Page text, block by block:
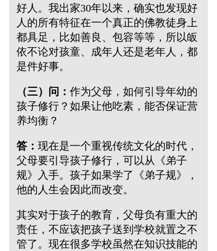
好人。我出家30年以来，确实也发现好
人的所有特征在一个真正的佛教徒身上
都具足，比如善良、包容等等，所以皈
依不论对孩童、成年人还是老年人，都
是件好事。
（三）问： 作为父母，如何引导年幼的
孩子修行？如果让他吃素，能否保证营
养均衡？
答： 现在是一个重视传统文化的时代，
父母要引导孩子修行，可以从《弟子
规》入手。孩子如果学了《弟子规》，
他的人生会因此而改变。
其实对于孩子的教育，父母负有重大的
责任，不应该把孩子送到学校就置之不
管了。现在很多学校虽然在知识技能的